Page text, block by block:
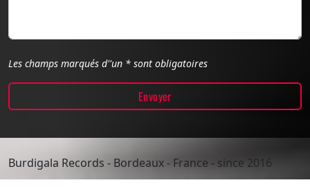
Les champs marqués d''un * sont obligatoires
Burdigala Records - Bordeaux - France - since 2016